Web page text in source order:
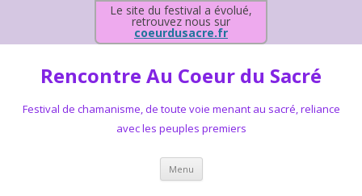
Le site du festival a évolué,
retrouvez nous sur
coeurdusacre.fr
Rencontre Au Coeur du Sacré
Festival de chamanisme, de toute voie menant au sacré, reliance
avec les peuples premiers
Menu Aller au contenu principal